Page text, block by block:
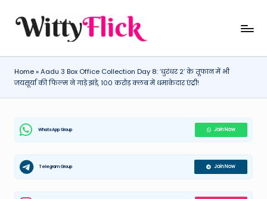
W
it
ty
Fl
k:
a
t
WittyFlick:
Tech
Around
World
Home»Aadu 3 Box Office Collection Day 8: ‘धुरंधर 2’ के तूफान में भी
जयसूर्या की फिल्म ने गाड़े झंडे, 100 करोड़ क्लब में धमाकेदार एंट्री!
WhatsApp Group Join Now
Telegram Group Join Now